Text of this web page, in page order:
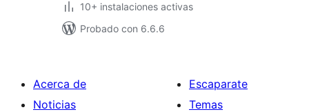
10+ instalaciones activas
Probado con 6.6.6
Acerca de
Noticias
Escaparate
Temas